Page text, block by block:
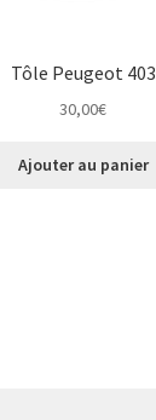
Tôle Peugeot 403
30,00€
Ajouter au panier